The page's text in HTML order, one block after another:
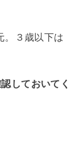
。３歳以下は
しておいてく